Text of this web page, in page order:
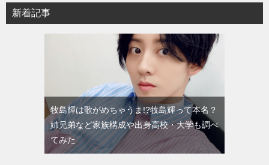
新着記事
牧島輝は歌がめちゃうま!?牧島輝って本名？
姉兄弟など家族構成や出身高校・大学も調べ
てみた